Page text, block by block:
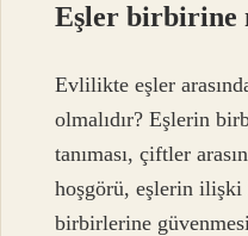
Eşler birbirine
Evlilikte eşler
olmalıdır? Eşlerin
tanıması, çiftler
hoşgörü, eşlerin ilişki
birbirlerine